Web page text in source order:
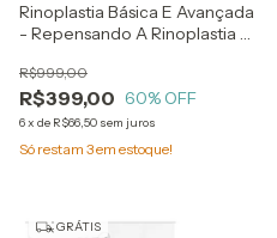
Rinoplastia Básica E Avançada
- Repensando A Rinoplastia E
R$399,00
R$999,00
60% OFF
6x de R$66,50 sem juros
Só restam 3em estoque!
GRÁTIS